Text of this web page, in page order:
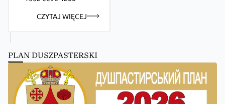
CZYTAJ WIĘCEJ
PLAN DUSZPASTERSKI